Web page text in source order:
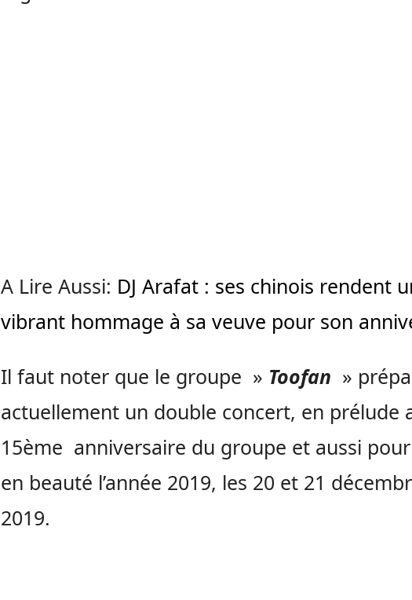
A Lire Aussi: DJ Arafat : ses chinois rendent
vibrant hommage à sa veuve pour son
Il faut noter que le groupe » Toofan »
actuellement un double concert, en prélude
15ème anniversaire du groupe et aussi
en beauté l’année 2019, les 20 et 21
2019.